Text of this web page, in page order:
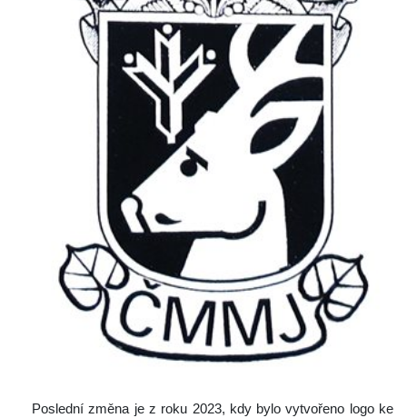
Poslední změna je z roku 2023, kdy bylo vytvořeno logo ke